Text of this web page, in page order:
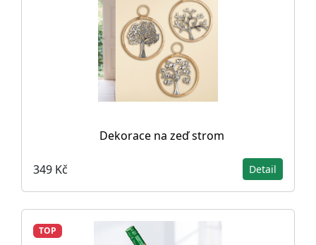
Dekorace na zeď strom
349 Kč Detail
TOP